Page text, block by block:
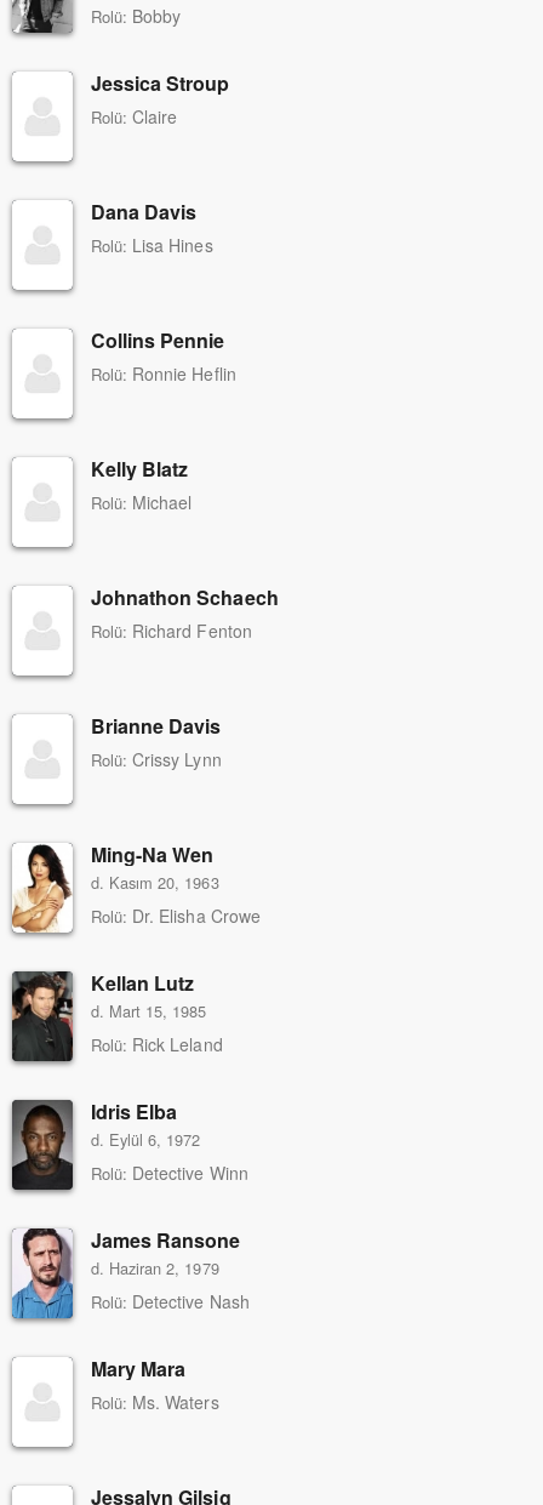
Rolü: Bobby
Jessica Stroup
Rolü: Claire
Dana Davis
Rolü: Lisa Hines
Collins Pennie
Rolü: Ronnie Heflin
Kelly Blatz
Rolü: Michael
Johnathon Schaech
Rolü: Richard Fenton
Brianne Davis
Rolü: Crissy Lynn
Ming-Na Wen
d. Kasım 20, 1963
Rolü: Dr. Elisha Crowe
Kellan Lutz
d. Mart 15, 1985
Rolü: Rick Leland
Idris Elba
d. Eylül 6, 1972
Rolü: Detective Winn
James Ransone
d. Haziran 2, 1979
Rolü: Detective Nash
Mary Mara
Rolü: Ms. Waters
Jessalyn Gilsig